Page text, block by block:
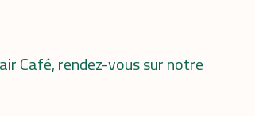
Café, rendez-vous sur notre